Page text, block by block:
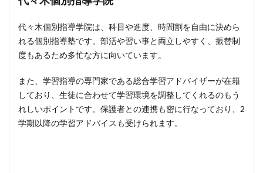
代々木個別指導学院は、科目や進度、時間割を自由に決めら
れる個別指導塾です。部活や習い事と両立しやすく、振替制
度もあるため多忙な方に向いています。
また、学習指導の専門家である総合学習アドバイザーが在籍
しており、生徒に合わせて学習環境を調整してくれるのもう
れしいポイントです。保護者との連携も密に行なっており、2
学期以降の学習アドバイスも受けられます。